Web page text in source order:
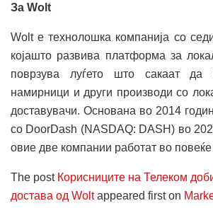
За Wolt
Wolt е технолошка компанија со
којашто развива платформа за
поврзува луѓето што сакаат да
намирници и други производи со
доставувачи. Основана во 2014
со DoorDash (NASDAQ: DASH) во
овие две компании работат во повеќе
The post Корисниците на Телеком
достава од Woltappeared first on